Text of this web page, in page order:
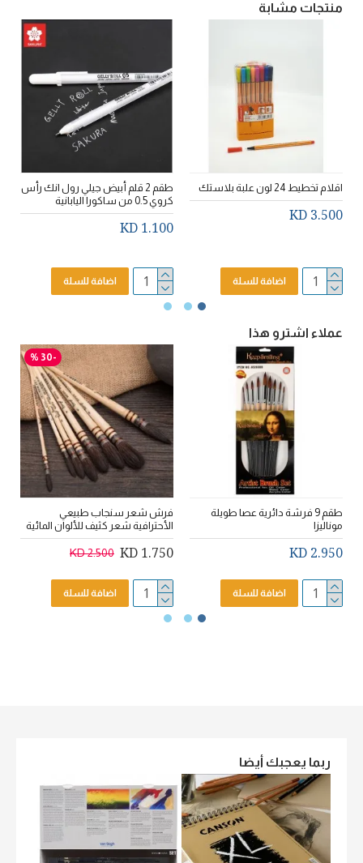
منتجات مشابة
اقلام تخطيط 24 لون علبة بلاستك
3.500 KD
اضافة للسلة
طقم 2 قلم أبيض جيلي رول انك رأس
كروي 0.5 من ساكورا اليابانية
1.100 KD
اضافة للسلة
عملاء اشترو هذا
طقم 9 فرشة دائرية عصا طويلة
موناليزا
2.950 KD
اضافة للسلة
-30 %
فرش شعر سنجاب طبيعي
الأحترافية شعر كثيف للألوان المائية
1.750 KD
2.500 KD
اضافة للسلة
ربما يعجبك أيضا